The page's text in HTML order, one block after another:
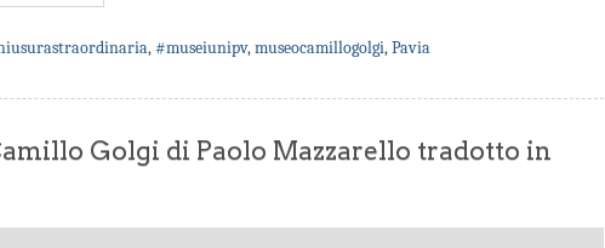
,#museiunipv,museocamillogolgi,Pavia
Golgi di Paolo Mazzarello tradotto in